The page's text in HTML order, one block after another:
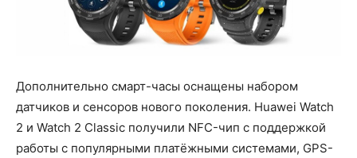
Дополнительно смарт-часы оснащены набором
датчиков и сенсоров нового поколения. Huawei Watch
2 и Watch 2 Classic получили NFC-чип с поддержкой
работы с популярными платёжными системами, GPS-